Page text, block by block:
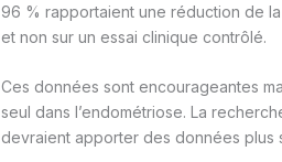
96 % rapportaient une réduction de
et non sur un essai clinique contrôlé.
Ces données sont encourageantes
seul dans l’endométriose. La
devraient apporter des données plus